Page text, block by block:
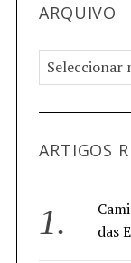
ARQUIVO
ARTIGOS
das